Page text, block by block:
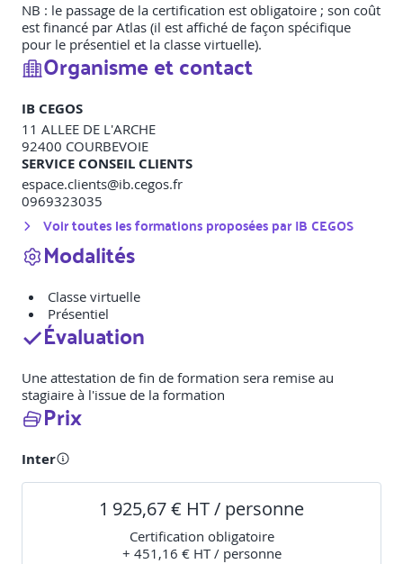
NB : le passage de la certification est obligatoire ; son coût
est financé par Atlas (il est affiché de façon spécifique
pour le présentiel et la classe virtuelle).
Organisme et contact
IB CEGOS
11 ALLEE DE L'ARCHE
92400 COURBEVOIE
SERVICE CONSEIL CLIENTS
espace.clients@ib.cegos.fr
0969323035
Voir toutes les formations proposées parIB CEGOS
Modalités
Classe virtuelle
Présentiel
Évaluation
Une attestation de fin de formation sera remise au
stagiaire à l'issue de la formation
Prix
Inter
1 925,67 € HT / personne
Certification obligatoire
+ 451,16 € HT / personne